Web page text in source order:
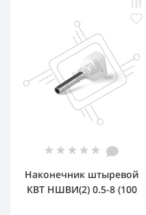
Наконечник штыревой
КВТ НШВИ(2) 0.5-8 (100